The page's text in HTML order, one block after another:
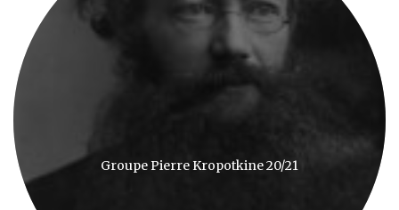
Groupe Pierre Kropotkine 20/21